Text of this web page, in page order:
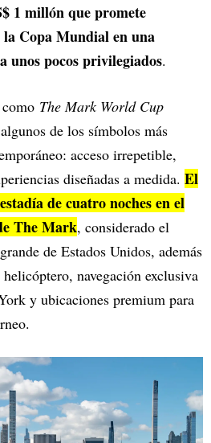
1 millón que promete
Copa Mundial en una
unos pocos privilegiados.
The Mark World Cup
de los símbolos más
acceso irrepetible,
diseñadas a medida. El
de cuatro noches en el
The Mark, considerado el
de Estados Unidos, además
navegación exclusiva
y ubicaciones premium para